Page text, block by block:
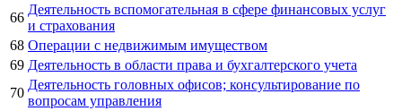
66
Деятельность вспомогательная в сфере финансовых услуг
и страхования
68 Операции с недвижимым имуществом
69 Деятельность в области права и бухгалтерского учета
70
Деятельность головных офисов; консультирование по
вопросам управления